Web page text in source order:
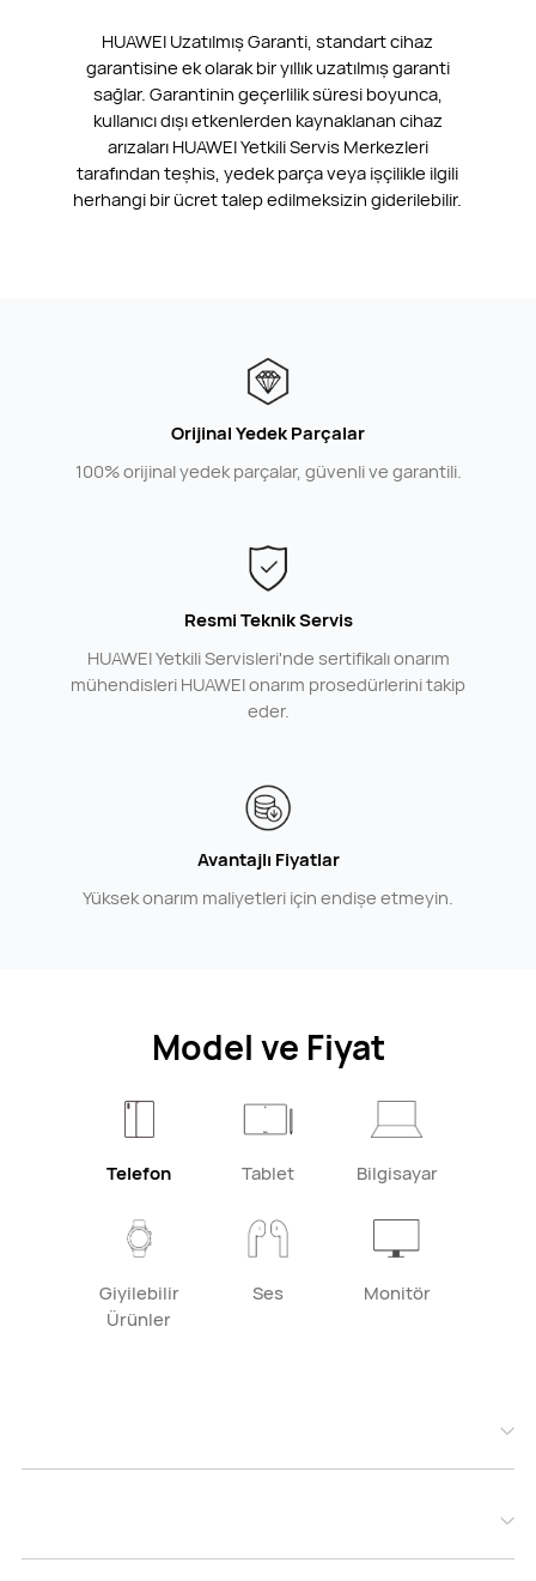
HUAWEI Uzatılmış Garanti, standart cihaz
garantisine ek olarak bir yıllık uzatılmış garanti
sağlar. Garantinin geçerlilik süresi boyunca,
kullanıcı dışı etkenlerden kaynaklanan cihaz
arızaları HUAWEI Yetkili Servis Merkezleri
tarafından teşhis, yedek parça veya işçilikle ilgili
herhangi bir ücret talep edilmeksizin giderilebilir.
Orijinal Yedek Parçalar
100% orijinal yedek parçalar, güvenli ve garantili.
Resmi Teknik Servis
HUAWEI Yetkili Servisleri'nde sertifikalı onarım
mühendisleri HUAWEI onarım prosedürlerini takip
eder.
Avantajlı Fiyatlar
Yüksek onarım maliyetleri için endişe etmeyin.
Model ve Fiyat
Telefon Tablet Bilgisayar
Giyilebilir
Ürünler
Ses Monitör